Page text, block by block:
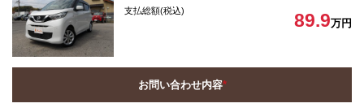
支払総額(税込) 89.9万円
お問い合わせ内容*